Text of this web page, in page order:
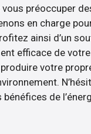
vous préoccuper
en charge
ainsi d’un
efficace de
votre
de